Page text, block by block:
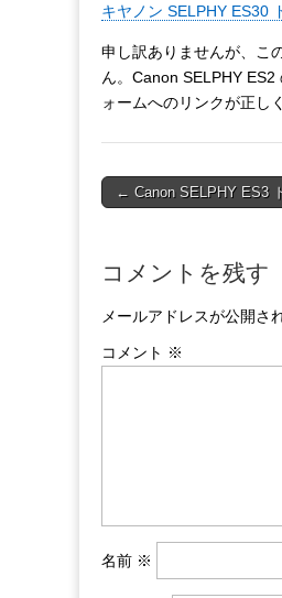
キヤノン SELPHY ES30
申し訳ありませんが、こ
ん。Canon SELPHY
ォームへのリンクが正し
Post
← Canon SELPHY ES3
コメントを残す
メールアドレスが公開さ
コメント ※
名前 ※